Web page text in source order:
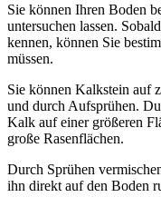
Sie können Ihren Boden
untersuchen lassen.
kennen, können Sie
müssen.
Sie können Kalkstein auf
und durch Aufsprühen.
Kalk auf einer größeren
große Rasenflächen.
Durch Sprühen
ihn direkt auf den Boden